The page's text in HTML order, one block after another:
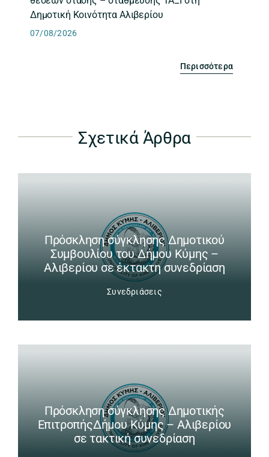
Δημοτική Κοινότητα Αλιβερίου
07/08/2026
Περισσότερα
Σχετικά Άρθρα
Πρόσκληση σύγκλησης Δημοτικού
Συμβουλίου του Δήμου Κύμης –
Αλιβερίου σε έκτακτη συνεδρίαση
Συνεδριάσεις
Πρόσκληση σύγκλησης Δημοτικής
ΕπιτροπήςΔήμου Κύμης – Αλιβερίου
σε τακτική συνεδρίαση